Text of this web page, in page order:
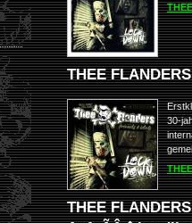
THEE
30-
THEE